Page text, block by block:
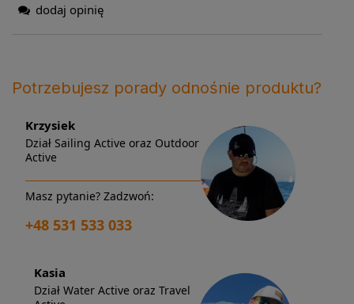
dodaj opinię
Potrzebujesz porady odnośnie produktu?
Krzysiek
Dział Sailing Active oraz Outdoor
Active
Masz pytanie? Zadzwoń:
+48 531 533 033
Kasia
Dział Water Active oraz Travel